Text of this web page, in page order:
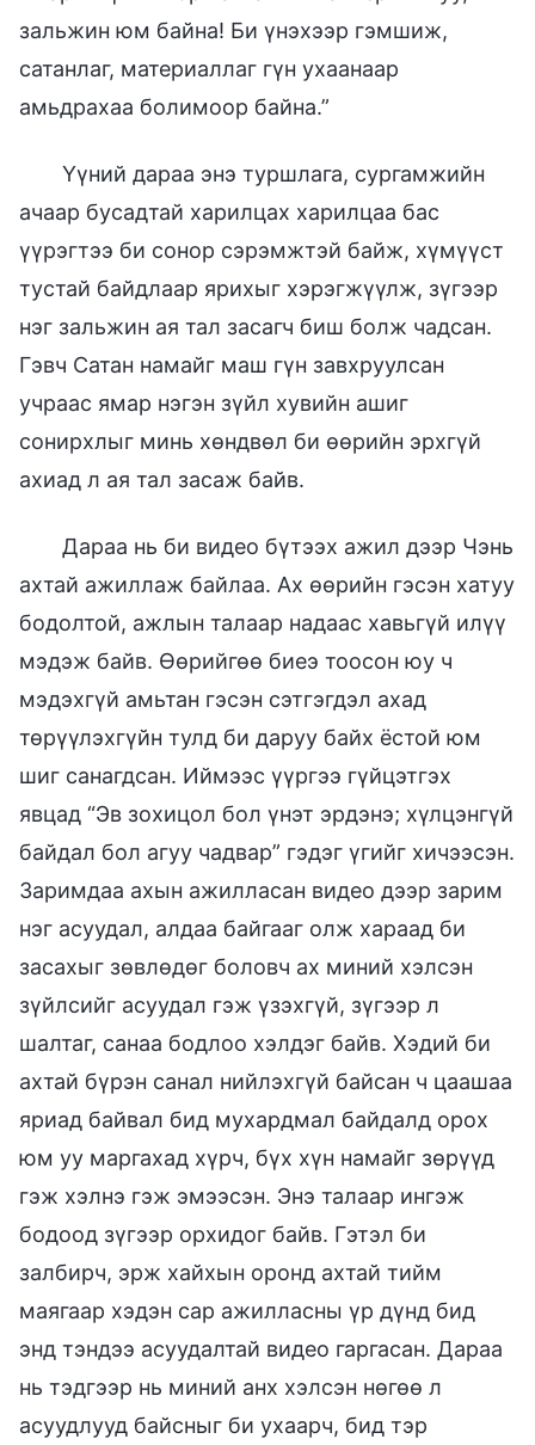
зальжин юм байна! Би үнэхээр гэмшиж,
сатанлаг, материаллаг гүн ухаанаар
амьдрахаа болимоор байна.”
Үүний дараа энэ туршлага, сургамжийн
ачаар бусадтай харилцах харилцаа бас
үүрэгтээ би сонор сэрэмжтэй байж, хүмүүст
тустай байдлаар ярихыг хэрэгжүүлж, зүгээр
нэг зальжин ая тал засагч биш болж чадсан.
Гэвч Сатан намайг маш гүн завхруулсан
учраас ямар нэгэн зүйл хувийн ашиг
сонирхлыг минь хөндвөл би өөрийн эрхгүй
ахиад л ая тал засаж байв.
Дараа нь би видео бүтээх ажил дээр Чэнь
ахтай ажиллаж байлаа. Ах өөрийн гэсэн хатуу
бодолтой, ажлын талаар надаас хавьгүй илүү
мэдэж байв. Өөрийгөө биеэ тоосон юу ч
мэдэхгүй амьтан гэсэн сэтгэгдэл ахад
төрүүлэхгүйн тулд би даруу байх ёстой юм
шиг санагдсан. Иймээс үүргээ гүйцэтгэх
явцад “Эв зохицол бол үнэт эрдэнэ; хүлцэнгүй
байдал бол агуу чадвар” гэдэг үгийг хичээсэн.
Заримдаа ахын ажилласан видео дээр зарим
нэг асуудал, алдаа байгааг олж хараад би
засахыг зөвлөдөг боловч ах миний хэлсэн
зүйлсийг асуудал гэж үзэхгүй, зүгээр л
шалтаг, санаа бодлоо хэлдэг байв. Хэдий би
ахтай бүрэн санал нийлэхгүй байсан ч цаашаа
яриад байвал бид мухардмал байдалд орох
юм уу маргахад хүрч, бүх хүн намайг зөрүүд
гэж хэлнэ гэж эмээсэн. Энэ талаар ингэж
бодоод зүгээр орхидог байв. Гэтэл би
залбирч, эрж хайхын оронд ахтай тийм
маягаар хэдэн сар ажилласны үр дүнд бид
энд тэндээ асуудалтай видео гаргасан. Дараа
нь тэдгээр нь миний анх хэлсэн нөгөө л
асуудлууд байсныг би ухаарч, бид тэр